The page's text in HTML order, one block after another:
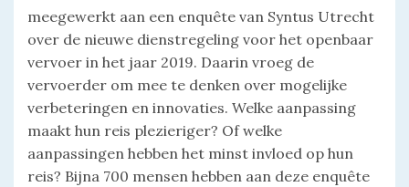
meegewerkt aan een enquête van Syntus Utrecht
over de nieuwe dienstregeling voor het openbaar
vervoer in het jaar 2019. Daarin vroeg de
vervoerder om mee te denken over mogelijke
verbeteringen en innovaties. Welke aanpassing
maakt hun reis plezieriger? Of welke
aanpassingen hebben het minst invloed op hun
reis? Bijna 700 mensen hebben aan deze enquête